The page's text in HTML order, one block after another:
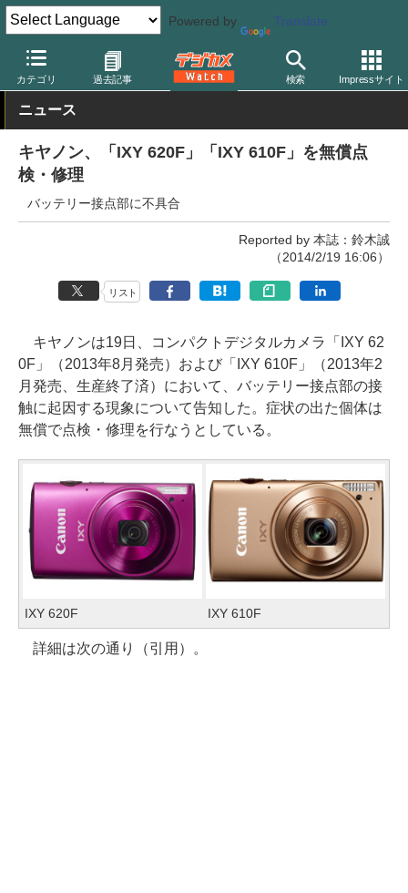
Powered by Translate
カテゴリ 過去記事 検索 Impressサイト
デジカメ Watch カメラ レンズ一体型（コンパクト）カメラ キ
ニュース
キヤノン、「IXY 620F」「IXY 610F」を無償点
検・修理
バッテリー接点部に不具合
Reported by 本誌：鈴木誠
（2014/2/19 16:06）
リスト
キヤノンは19日、コンパクトデジタルカメラ「IXY 62
0F」（2013年8月発売）および「IXY 610F」（2013年2
月発売、生産終了済）において、バッテリー接点部の接
触に起因する現象について告知した。症状の出た個体は
無償で点検・修理を行なうとしている。
IXY 620F IXY 610F
詳細は次の通り（引用）。